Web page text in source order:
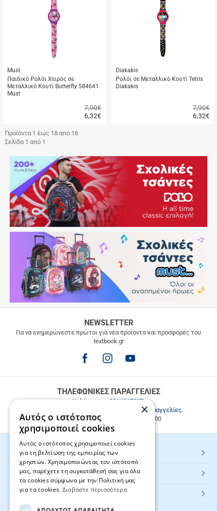
Must
Παιδικό Ρολόι Χειρός σε
Μεταλλικό Κουτί Butterfly 584641
Must
6,32€
7,90€
αγορά
Diakakis
Ρολόι σε Μεταλλικό Κουτί Tetris
Diakakis
6,32€
7,90€
Προϊόντα 1 έως 18 από 18
Σελίδα 1 από 1
ΜΕΤΑΦΟΡΙΚΑ
άνω
NEWSLETTER
Για να ενημερώνεστε πρώτοι για νέα προϊόντα και προσφορές του
textbook.gr
ΤΗΛΕΦΩΝΙΚΕΣ ΠΑΡΑΓΓΕΛΙΕΣ
Καλέστε μας2811217297.
Εξυπηρέτηση πελατών & τηλεφωνικές παραγγελίες.
Δευ. - Παρ. 9:00-17:00, Σάβ. 9:00-15:00
HOT ΚΑΤΗΓΟΡΙΕΣ
ΕΞΥΠΗΡΕΤΗΣΗ ΠΕΛΑΤΩΝ
Textbook.gr
×
Αυτός ο ιστότοπος
χρησιμοποιεί cookies
Αυτός ο ιστότοπος χρησιμοποιεί cookies
για τη βελτίωση της εμπειρίας των
χρηστών. Χρησιμοποιώντας τον ιστότοπό
μας, παρέχετε τη συγκατάθεσή σας για όλα
τα cookies σύμφωνα με την Πολιτική μας
για τα cookies. Διαβάστε περισσότερα